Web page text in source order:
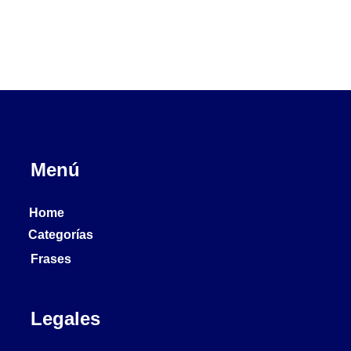
Menú
Home
Categorías
Frases
Legales